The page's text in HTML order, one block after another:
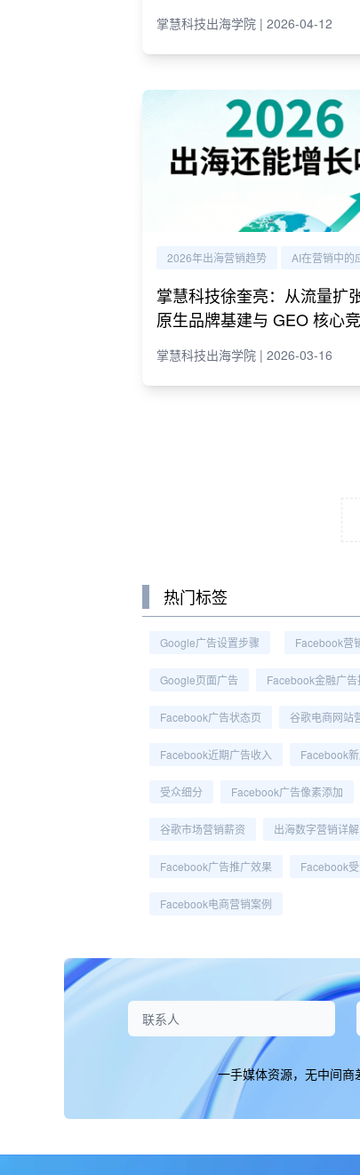
掌慧科技出海学院 | 2026-04-12
2026年出海营销趋势 AI在营销中的
掌慧科技徐奎亮：从流量扩
原生品牌基建与 GEO 核心
掌慧科技出海学院 | 2026-03-16
热门标签
Google广告设置步骤 Facebook营
Google页面广告 Facebook金融广告
Facebook广告状态页 谷歌电商网站
Facebook近期广告收入 Facebook
受众细分 Facebook广告像素添加
谷歌市场营销薪资 出海数字营销详解
Facebook广告推广效果 Facebook
Facebook电商营销案例
一手媒体资源，无中间商